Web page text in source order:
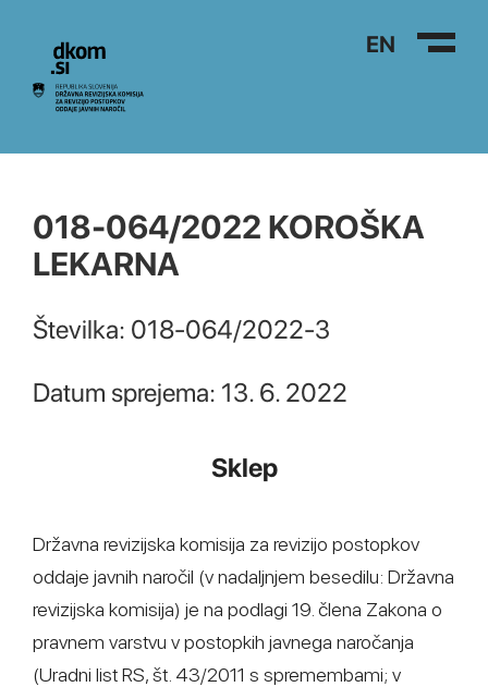
Na vsebino EN
018-064/2022 KOROŠKA
LEKARNA
Številka: 018-064/2022-3
Datum sprejema: 13. 6. 2022
Sklep
Državna revizijska komisija za revizijo postopkov
oddaje javnih naročil (v nadaljnjem besedilu: Državna
revizijska komisija) je na podlagi 19. člena Zakona o
pravnem varstvu v postopkih javnega naročanja
(Uradni list RS, št. 43/2011 s spremembami; v